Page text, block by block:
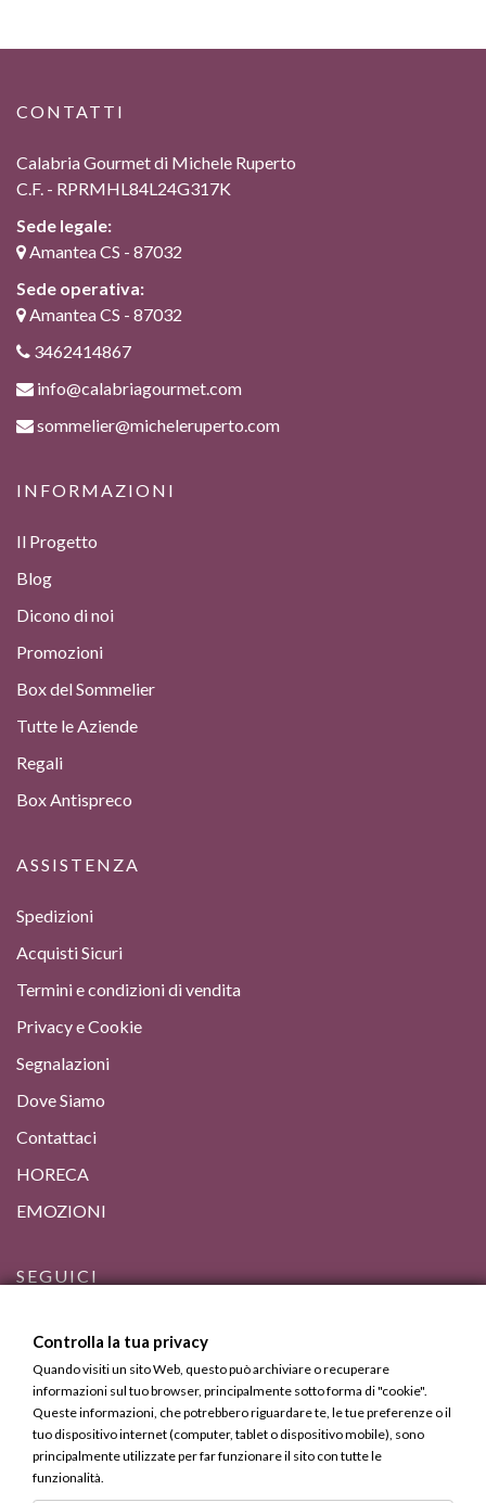
CONTATTI
Calabria Gourmet di Michele Ruperto
C.F. - RPRMHL84L24G317K
Sede legale:
Amantea CS - 87032
Sede operativa:
Amantea CS - 87032
3462414867
info@calabriagourmet.com
sommelier@micheleruperto.com
INFORMAZIONI
Il Progetto
Blog
Dicono di noi
Promozioni
Box del Sommelier
Tutte le Aziende
Regali
Box Antispreco
ASSISTENZA
Spedizioni
Acquisti Sicuri
Termini e condizioni di vendita
Privacy e Cookie
Segnalazioni
Dove Siamo
Contattaci
HORECA
EMOZIONI
SEGUICI
Controlla la tua privacy
Quando visiti un sito Web, questo può archiviare o recuperare
informazioni sul tuo browser, principalmente sotto forma di "cookie".
Queste informazioni, che potrebbero riguardare te, le tue preferenze o il
tuo dispositivo internet (computer, tablet o dispositivo mobile), sono
principalmente utilizzate per far funzionare il sito con tutte le
funzionalità.